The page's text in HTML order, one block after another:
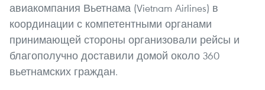
авиакомпания Вьетнама (Vietnam Airlines) в
координации с компетентными органами
принимающей стороны организовали рейсы и
благополучно доставили домой около 360
вьетнамских граждан.